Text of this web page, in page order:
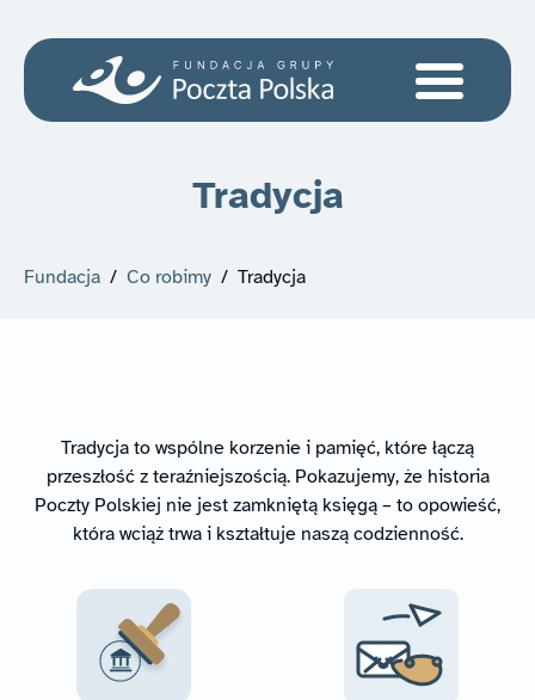
Tradycja
Fundacja / Co robimy / Tradycja
Tradycja to wspólne korzenie i pamięć, które łączą
przeszłość z teraźniejszością. Pokazujemy, że historia
Poczty Polskiej nie jest zamkniętą księgą – to opowieść,
która wciąż trwa i kształtuje naszą codzienność.